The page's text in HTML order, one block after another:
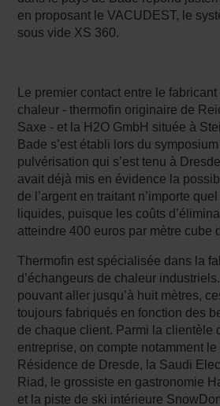
en proposant le VACUDEST, le
sous vide XS 360.
Le premier contact entre le
chaleur - thermofin originaire de
Saxe - et la H2O GmbH située à
Bade s’est établi lors du
pulvérisation qui s’est tenu à
avait déjà mis en évidence la
de l’argent en traitant n’importe
liquides, puisque les coûts
atteindre 400 euros par mètre cube
Thermofin est spécialisée dans la
d’échangeurs de chaleur
pouvant aller jusqu’à huit mètres,
toujours fabriqués en fonction des
de chaque client. Parmi la clientèle
entreprise, on compte notamment
Résidence de Dresde, la Saudi
Riad, le grossiste en gastronomie
et la piste de ski intérieure